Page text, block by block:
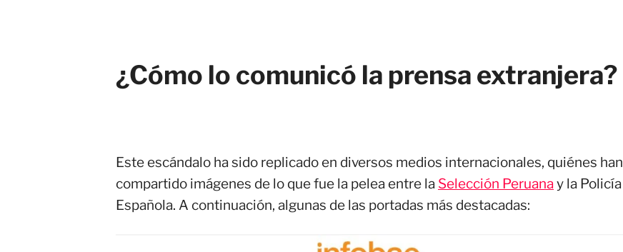
¿Cómo lo comunicó la prensa extranjera?
Este escándalo ha sido replicado en diversos medios internacionales, quiénes han
compartido imágenes de lo que fue la pelea entre la Selección Peruanay la Policía
Española. A continuación, algunas de las portadas más destacadas: